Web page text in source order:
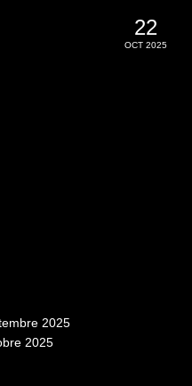
22
OCT 2025
2025
2025